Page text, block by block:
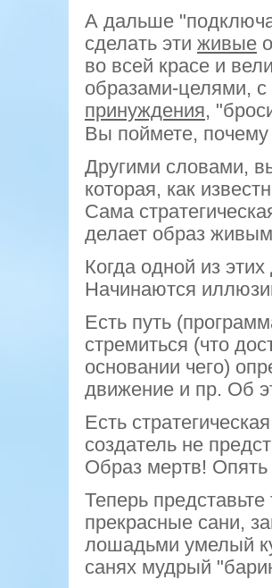
А дальше
сделать эти живые
во всей красе и
образами-целями,
принуждения,
Вы поймете,
Другими словами,
которая, как
Сама
делает образ
Когда одной из
Начинаются
Есть путь
стремиться (что
основании чего)
движение и пр. Об
Есть
создатель не
Образ мертв!
Теперь
прекрасные сани,
лошадьми умелый
санях мудрый